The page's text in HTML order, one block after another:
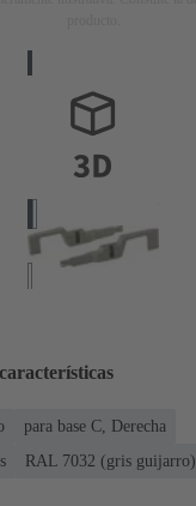
para base C, Derecha
RAL 7032 (gris guijarro)